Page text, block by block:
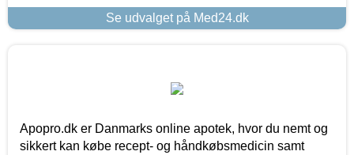
Se udvalget på Med24.dk
Apopro.dk er Danmarks online apotek, hvor du nemt og
sikkert kan købe recept- og håndkøbsmedicin samt